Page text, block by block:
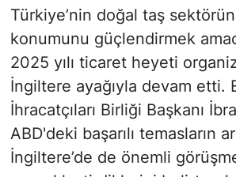
Türkiye’nin doğal taş
konumunu güçlendirmek
2025 yılı ticaret heyeti
İngiltere ayağıyla devam etti.
İhracatçıları Birliği Başkanı
ABD'deki başarılı temasların
İngiltere’de de önemli